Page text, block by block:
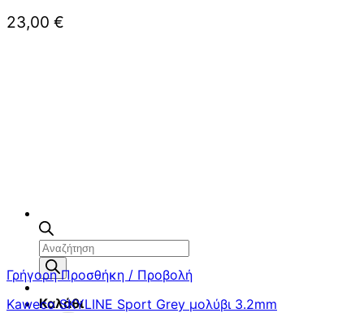
Αναζήτηση
προϊόντων
Καλάθι
23,00 €
Γρήγορη Προσθήκη / Προβολή
Kaweco SKYLINE Sport Grey μολύβι 3.2mm